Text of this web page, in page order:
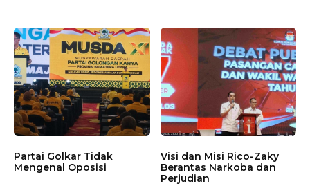
Partai Golkar Tidak
Mengenal Oposisi
Visi dan Misi Rico-Zaky
Berantas Narkoba dan
Perjudian